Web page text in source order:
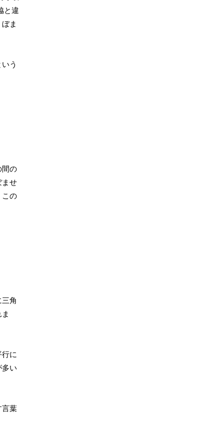
と違
ま
う
間の
ませ
この
角
行に
多い
言葉